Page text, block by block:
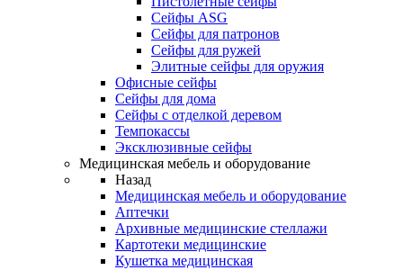
Сейфы ASG
Сейфы для патронов
Сейфы для ружей
Элитные сейфы для оружия
Офисные сейфы
Сейфы для дома
Сейфы с отделкой деревом
Темпокассы
Эксклюзивные сейфы
Медицинская мебель и оборудование
Назад
Медицинская мебель и оборудование
Аптечки
Архивные медицинские стеллажи
Картотеки медицинские
Кушетка медицинская